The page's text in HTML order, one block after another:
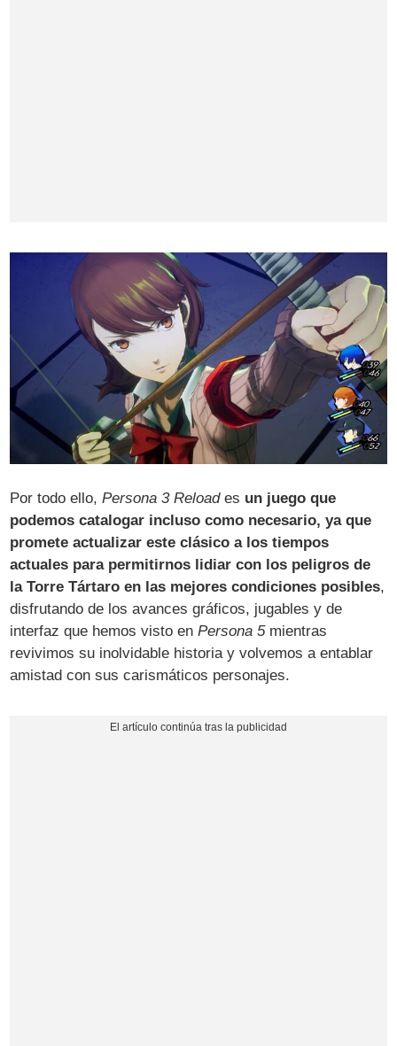
Por todo ello,Persona 3 Reloades un juego que
podemos catalogar incluso como necesario, ya que
promete actualizar este clásico a los tiempos
actuales para permitirnos lidiar con los peligros de
la Torre Tártaro en las mejores condiciones posibles,
disfrutando de los avances gráficos, jugables y de
interfaz que hemos visto enPersona 5mientras
revivimos su inolvidable historia y volvemos a entablar
amistad con sus carismáticos personajes.